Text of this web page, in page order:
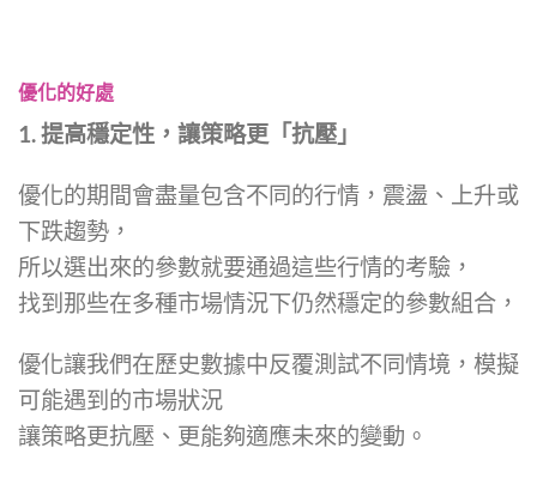
優化的好處
1. 提高穩定性，讓策略更「抗壓」
優化的期間會盡量包含不同的行情，震盪、上升或
下跌趨勢，
所以選出來的參數就要通過這些行情的考驗，
找到那些在多種市場情況下仍然穩定的參數組合，
優化讓我們在歷史數據中反覆測試不同情境，模擬
可能遇到的市場狀況
讓策略更抗壓、更能夠適應未來的變動。